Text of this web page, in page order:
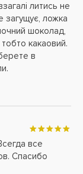
литись не
загущує, ложка
шоколад,
какаовий.
в
все
Спасибо